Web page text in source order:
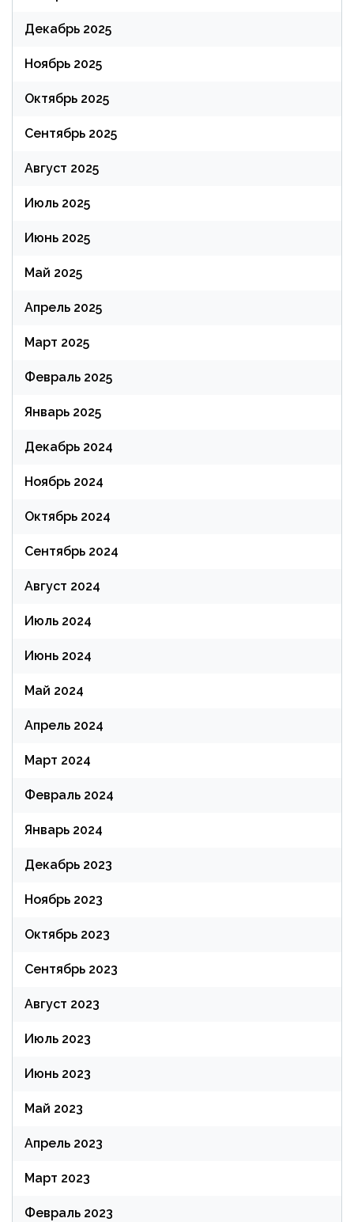
Декабрь 2025
Ноябрь 2025
Октябрь 2025
Сентябрь 2025
Август 2025
Июль 2025
Июнь 2025
Май 2025
Апрель 2025
Март 2025
Февраль 2025
Январь 2025
Декабрь 2024
Ноябрь 2024
Октябрь 2024
Сентябрь 2024
Август 2024
Июль 2024
Июнь 2024
Май 2024
Апрель 2024
Март 2024
Февраль 2024
Январь 2024
Декабрь 2023
Ноябрь 2023
Октябрь 2023
Сентябрь 2023
Август 2023
Июль 2023
Июнь 2023
Май 2023
Апрель 2023
Март 2023
Февраль 2023